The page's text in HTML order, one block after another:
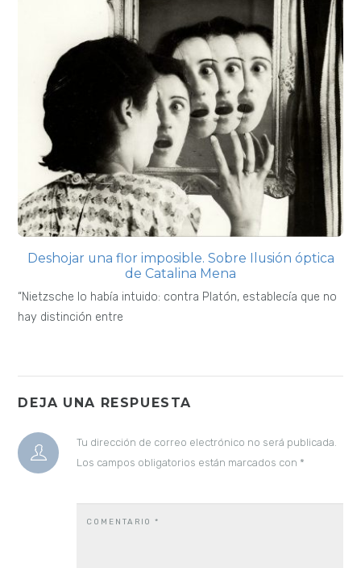
Deshojar una flor imposible. Sobre Ilusión óptica
de Catalina Mena
“Nietzsche lo había intuido: contra Platón, establecía que no
hay distinción entre
DEJA UNA RESPUESTA
Tu dirección de correo electrónico no será publicada.
Los campos obligatorios están marcados con *
COMENTARIO*